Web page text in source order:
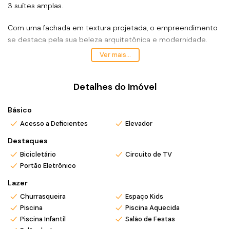
3 suítes amplas.
Com uma fachada em textura projetada, o empreendimento
se destaca pela sua beleza arquitetônica e modernidade.
450m² de área de lazer, o
destacam-se o salão de festas com churrasqu
piscina.
*Valor e disponibilidade sujeito a confirmação.
agendamento.
*Ligue ou envie WhatsApp (47) 9 9705-6188. Siga meu
Instagram @ronei_jaciel
Ver mais...
Detalhes do Imóvel
Básico
Acesso a Deficientes Elevador
Destaques
Bicicletário
Circuito de TV
Portão Eletrônico
Lazer
Churrasqueira
Espaço Kids
Piscina
Piscina Aquecida
Piscina Infantil
Salão de Festas